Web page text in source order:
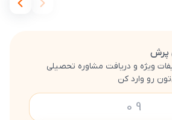
پرش
ویژه و دریافت مشاوره تحصیلی
رو وارد کن